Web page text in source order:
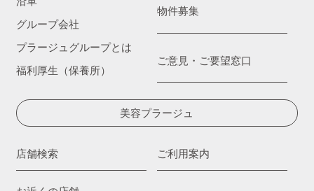
グループ会社
プラージュグループとは
福利厚生（保養所）
物件募集
ご意見・ご要望窓口
美容プラージュ
店舗検索 ご利用案内